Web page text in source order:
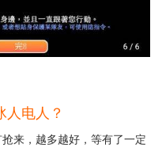
人电人？
来，越多越好，等有了一定